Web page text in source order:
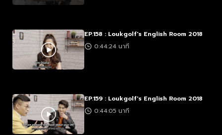
EP.158 : Loukgolf's English Room 2018
0:44:24 นาที
EP.159 : Loukgolf's English Room 2018
0:44:05 นาที